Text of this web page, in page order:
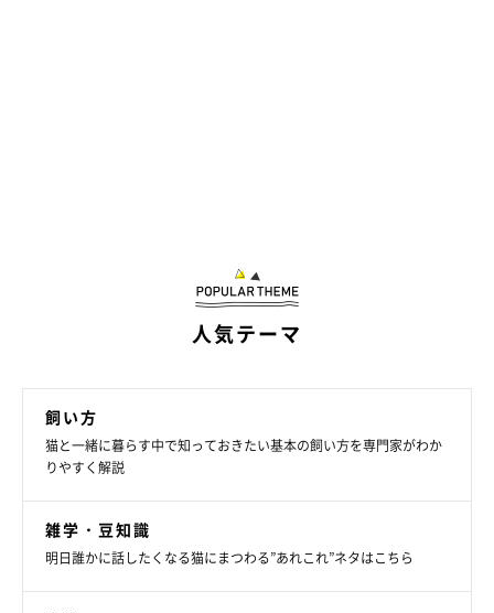
お話を伺った先生／高木佐保先生（日本学術振興会特別研究員
参考／「ねこのきもち」2023年4月号『“ネコ心理学”の専門家が
解説！ 顔と手で愛猫と会話しよう♪』
文／田山郁
※写真はスマホアプリ「いぬ・ねこのきもち」で投稿されたもの
※記事と写真に関連性はありませんので予めご了承ください。
人気テーマ
飼い方
猫と一緒に暮らす中で知っておきたい基本の飼い方を専門家がわか
りやすく解説
雑学・豆知識
明日誰かに話したくなる猫にまつわる”あれこれ”ネタはこちら